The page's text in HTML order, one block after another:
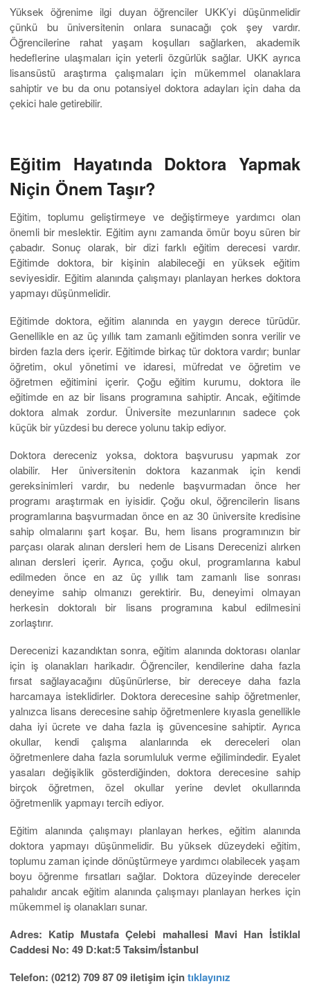
Yüksek öğrenime ilgi duyan öğrenciler UKK’yi düşünmelidir
çünkü bu üniversitenin onlara sunacağı çok şey vardır.
Öğrencilerine rahat yaşam koşulları sağlarken, akademik
hedeflerine ulaşmaları için yeterli özgürlük sağlar. UKK ayrıca
lisansüstü araştırma çalışmaları için mükemmel olanaklara
sahiptir ve bu da onu potansiyel doktora adayları için daha da
çekici hale getirebilir.
Eğitim Hayatında Doktora Yapmak
Niçin Önem Taşır?
Eğitim, toplumu geliştirmeye ve değiştirmeye yardımcı olan
önemli bir meslektir. Eğitim aynı zamanda ömür boyu süren bir
çabadır. Sonuç olarak, bir dizi farklı eğitim derecesi vardır.
Eğitimde doktora, bir kişinin alabileceği en yüksek eğitim
seviyesidir. Eğitim alanında çalışmayı planlayan herkes doktora
yapmayı düşünmelidir.
Eğitimde doktora, eğitim alanında en yaygın derece türüdür.
Genellikle en az üç yıllık tam zamanlı eğitimden sonra verilir ve
birden fazla ders içerir. Eğitimde birkaç tür doktora vardır; bunlar
öğretim, okul yönetimi ve idaresi, müfredat ve öğretim ve
öğretmen eğitimini içerir. Çoğu eğitim kurumu, doktora ile
eğitimde en az bir lisans programına sahiptir. Ancak, eğitimde
doktora almak zordur. Üniversite mezunlarının sadece çok
küçük bir yüzdesi bu derece yolunu takip ediyor.
Doktora dereceniz yoksa, doktora başvurusu yapmak zor
olabilir. Her üniversitenin doktora kazanmak için kendi
gereksinimleri vardır, bu nedenle başvurmadan önce her
programı araştırmak en iyisidir. Çoğu okul, öğrencilerin lisans
programlarına başvurmadan önce en az 30 üniversite kredisine
sahip olmalarını şart koşar. Bu, hem lisans programınızın bir
parçası olarak alınan dersleri hem de Lisans Derecenizi alırken
alınan dersleri içerir. Ayrıca, çoğu okul, programlarına kabul
edilmeden önce en az üç yıllık tam zamanlı lise sonrası
deneyime sahip olmanızı gerektirir. Bu, deneyimi olmayan
herkesin doktoralı bir lisans programına kabul edilmesini
zorlaştırır.
Derecenizi kazandıktan sonra, eğitim alanında doktorası olanlar
için iş olanakları harikadır. Öğrenciler, kendilerine daha fazla
fırsat sağlayacağını düşünürlerse, bir dereceye daha fazla
harcamaya isteklidirler. Doktora derecesine sahip öğretmenler,
yalnızca lisans derecesine sahip öğretmenlere kıyasla genellikle
daha iyi ücrete ve daha fazla iş güvencesine sahiptir. Ayrıca
okullar, kendi çalışma alanlarında ek dereceleri olan
öğretmenlere daha fazla sorumluluk verme eğilimindedir. Eyalet
yasaları değişiklik gösterdiğinden, doktora derecesine sahip
birçok öğretmen, özel okullar yerine devlet okullarında
öğretmenlik yapmayı tercih ediyor.
Eğitim alanında çalışmayı planlayan herkes, eğitim alanında
doktora yapmayı düşünmelidir. Bu yüksek düzeydeki eğitim,
toplumu zaman içinde dönüştürmeye yardımcı olabilecek yaşam
boyu öğrenme fırsatları sağlar. Doktora düzeyinde dereceler
pahalıdır ancak eğitim alanında çalışmayı planlayan herkes için
mükemmel iş olanakları sunar.
Adres: Katip Mustafa Çelebi mahallesi Mavi Han İstiklal
Caddesi No: 49 D:kat:5 Taksim/İstanbul
Telefon: (0212) 709 87 09 iletişim içintıklayınız